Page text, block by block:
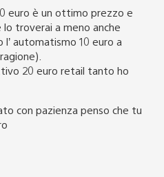
euro è un ottimo prezzo e
troverai a meno anche
automatismo 10 euro a
20 euro retail tanto ho
con pazienza penso che tu